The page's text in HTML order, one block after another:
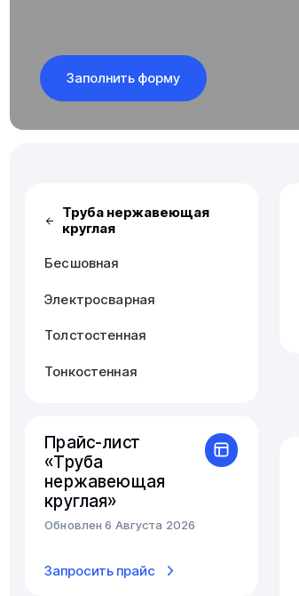
Заполнить форму
Труба нержавеющая
круглая
Бесшовная
Электросварная
Толстостенная
Тонкостенная
Прайс-лист
«Труба
нержавеющая
круглая»
Обновлен 6 Августа 2026
Запросить прайс